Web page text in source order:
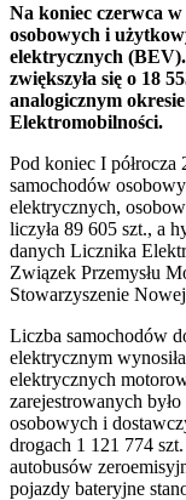
Na koniec czerwca w
osobowych i
elektrycznych
zwiększyła się o 18
analogicznym
Elektromobilności.
Pod koniec I półrocza
samochodów
elektrycznych,
liczyła 89 605 szt., a
danych Licznika
Związek Przemysłu
Stowarzyszenie
Liczba samochodów
elektrycznym
elektrycznych
zarejestrowanych
osobowych i
drogach 1 121 774
autobusów
pojazdy bateryjne